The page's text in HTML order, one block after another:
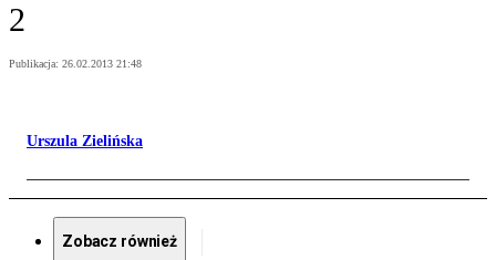
2
Publikacja: 26.02.2013 21:48
Urszula Zielińska
Zobacz również